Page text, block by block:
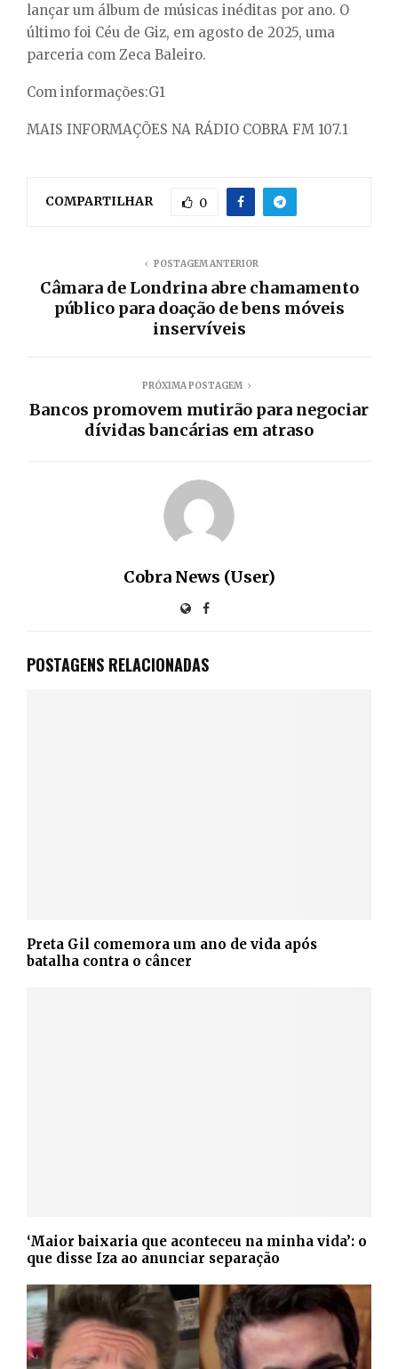
lançar um álbum de músicas inéditas por ano. O
último foi Céu de Giz, em agosto de 2025, uma
parceria com Zeca Baleiro.
Com informações:G1
MAIS INFORMAÇÕES NA RÁDIO COBRA FM 107.1
COMPARTILHAR 0
POSTAGEM ANTERIOR
Câmara de Londrina abre chamamento
público para doação de bens móveis
inservíveis
PRÓXIMA POSTAGEM
Bancos promovem mutirão para negociar
dívidas bancárias em atraso
Cobra News (User)
POSTAGENS RELACIONADAS
Preta Gil comemora um ano de vida após
batalha contra o câncer
‘Maior baixaria que aconteceu na minha vida’: o
que disse Iza ao anunciar separação